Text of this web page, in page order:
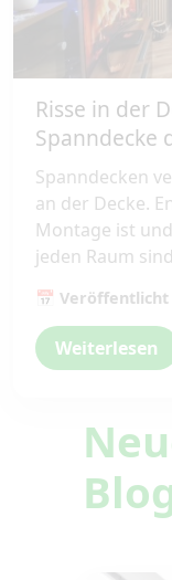
Risse in der
Spanndecke
Spanndecken
an der Decke.
Montage ist
jeden Raum
📅 Veröffentlicht
Weiterlesen